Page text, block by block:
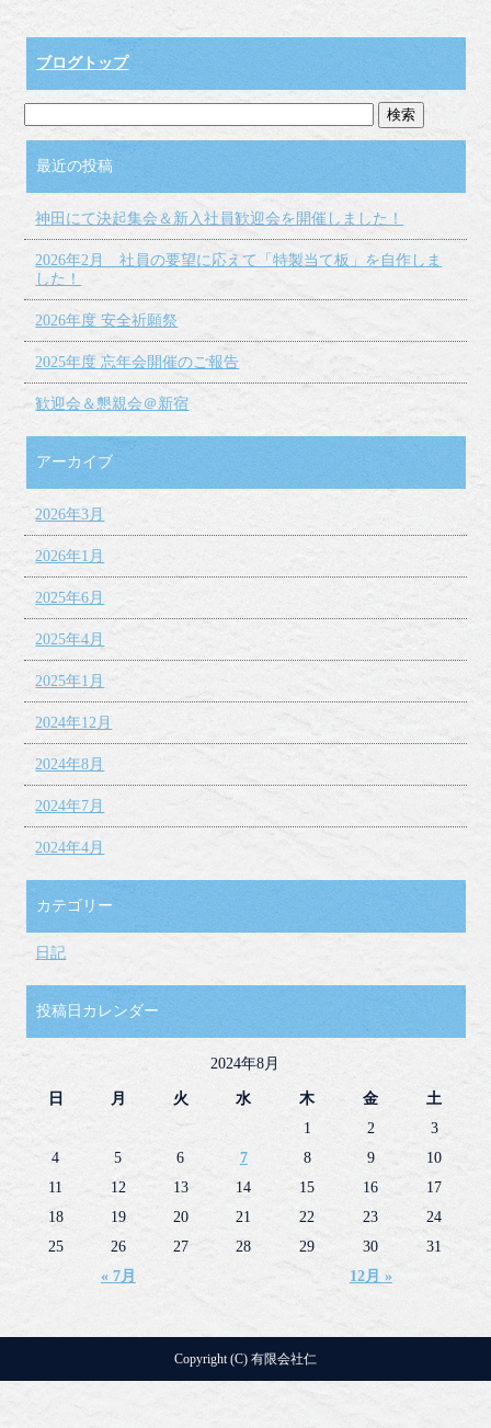
ブログトップ
最近の投稿
神田にて決起集会＆新入社員歓迎会を開催しました！
2026年2月 社員の要望に応えて「特製当て板」を自作しま
した！
2026年度 安全祈願祭
2025年度 忘年会開催のご報告
歓迎会＆懇親会＠新宿
アーカイブ
2026年3月
2026年1月
2025年6月
2025年4月
2025年1月
2024年12月
2024年8月
2024年7月
2024年4月
カテゴリー
日記
投稿日カレンダー
2024年8月
日 月 火 水 木 金 土
« 7月 12月 »
1 2
3
4
5 6 7 8 9
10
11
12 13 14 15 16
17
18
19 20 21 22 23
24
25
26 27 28 29 30 31
Copyright (C) 有限会社仁